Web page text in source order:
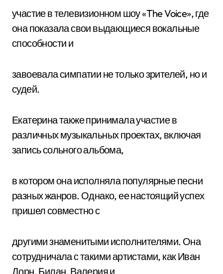
участие в телевизионном шоу «The Voice», где
она показала свои выдающиеся вокальные
способности и
завоевала симпатии не только зрителей, но и
судей.
Екатерина также принимала участие в
различных музыкальных проектах, включая
запись сольного альбома,
в котором она исполняла популярные песни
разных жанров. Однако, ее настоящий успех
пришел совместно с
другими знаменитыми исполнителями. Она
сотрудничала с такими артистами, как Иван
Дорн, Билан, Валерия и